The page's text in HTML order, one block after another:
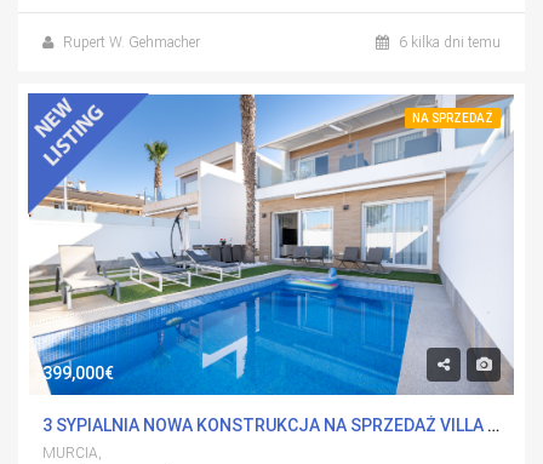
Rupert W. Gehmacher 6 kilka dni temu
NA SPRZEDAŻ
399,000€
3 SYPIALNIA NOWA KONSTRUKCJA NA SPRZEDAŻ VILLA W SAN PEDRO DEL PINATAR, MURCIA
MURCIA,